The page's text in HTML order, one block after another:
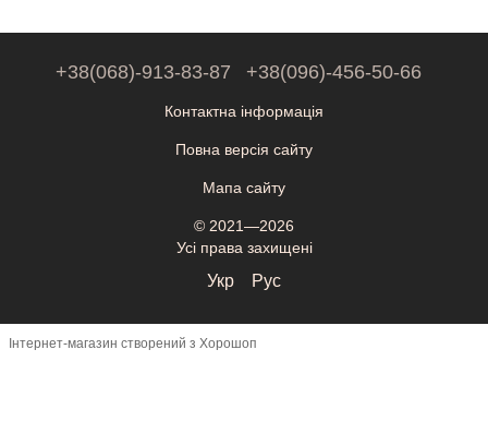
+38(068)-913-83-87 +38(096)-456-50-66
Контактна інформація
Повна версія сайту
Мапа сайту
© 2021—2026
Усі права захищені
Укр Рус
Інтернет-магазин створений з Хорошоп